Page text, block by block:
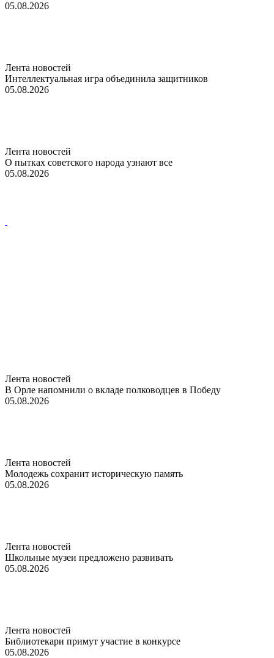
05.08.2026
Лента новостей
Интеллектуальная игра объединила защитников
05.08.2026
Лента новостей
О пытках советского народа узнают все
05.08.2026
Лента новостей
В Орле напомнили о вкладе полководцев в Победу
05.08.2026
Лента новостей
Молодежь сохранит историческую память
05.08.2026
Лента новостей
Школьные музеи предложено развивать
05.08.2026
Лента новостей
Библиотекари примут участие в конкурсе
05.08.2026